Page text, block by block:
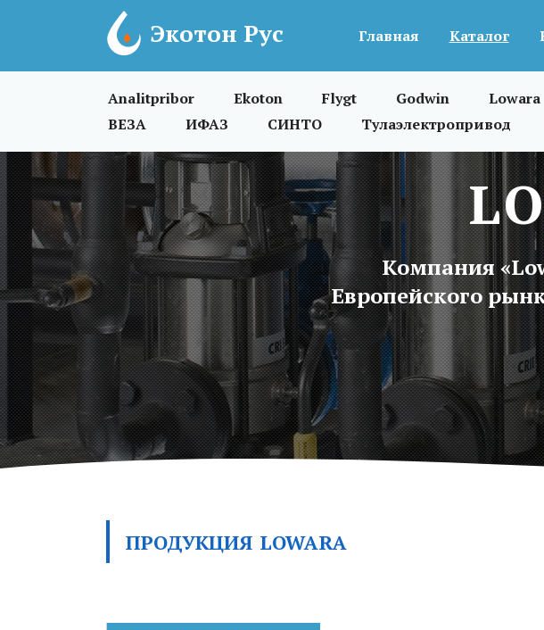
Экотон Рус Главная Каталог
Analitpribor Ekoton Flygt Godwin Lowara
ВЕЗА
ИФАЗ СИНТО Тулаэлектропривод
Компания
Европейского
ПРОДУКЦИЯ LOWARA